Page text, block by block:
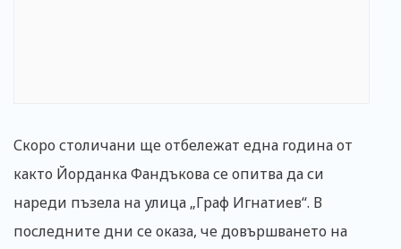
Скоро столичани ще отбележат една година от
както Йорданка Фандъкова се опитва да си
нареди пъзела на улица „Граф Игнатиев“. В
последните дни се оказа, че довършването на